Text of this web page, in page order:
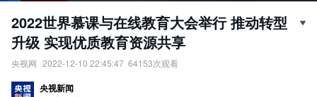
2022世界慕课与在线教育大会举行 推动转型
升级 实现优质教育资源共享
央视网 2022-12-10 22:45:47 64153次观看
资源共享。
央视新闻